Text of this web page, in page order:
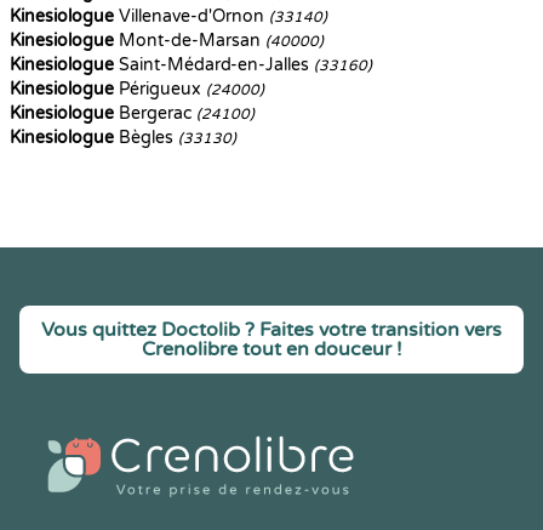
Kinesiologue Villenave-d'Ornon (33140)
Kinesiologue Mont-de-Marsan (40000)
Kinesiologue Saint-Médard-en-Jalles (33160)
Kinesiologue Périgueux (24000)
Kinesiologue Bergerac (24100)
Kinesiologue Bègles (33130)
Vous quittez Doctolib ? Faites votre transition vers
Crenolibre tout en douceur !